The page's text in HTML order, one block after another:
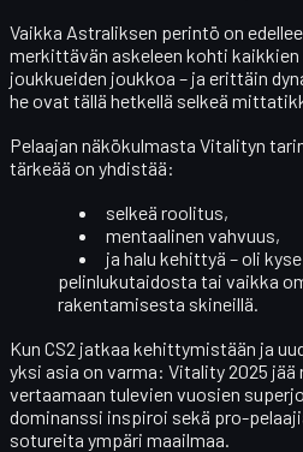
Vaikka Astraliksen perintö on
merkittävän askeleen kohti kaikkien
joukkueiden joukkoa – ja erittäin
he ovat tällä hetkellä selkeä
Pelaajan näkökulmasta Vitalityn
tärkeää on yhdistää:
selkeä roolitus,
mentaalinen vahvuus,
ja halu kehittyä – oli
pelinlukutaidosta tai vaikka
rakentamisesta skineillä.
Kun CS2 jatkaa kehittymistään ja
yksi asia on varma: Vitality 2025 jää
vertaamaan tulevien vuosien
dominanssi inspiroi sekä pro-
sotureita ympäri maailmaa.